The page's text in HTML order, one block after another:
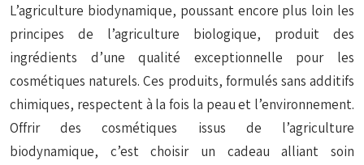
L’agriculture biodynamique, poussant encore plus loin les
principes de l’agriculture biologique, produit des
ingrédients d’une qualité exceptionnelle pour les
cosmétiques naturels. Ces produits, formulés sans additifs
chimiques, respectent à la fois la peau et l’environnement.
Offrir des cosmétiques issus de l’agriculture
biodynamique, c’est choisir un cadeau alliant soin